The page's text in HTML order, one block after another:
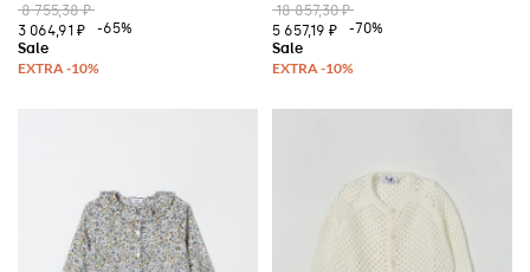
8 755,38 ₽
3 064,91 ₽
-65%
18 857,30 ₽
5 657,19 ₽
-70%